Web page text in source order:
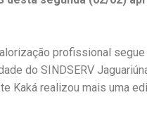
profissional
do SINDSERV
Kaká realizou mais uma